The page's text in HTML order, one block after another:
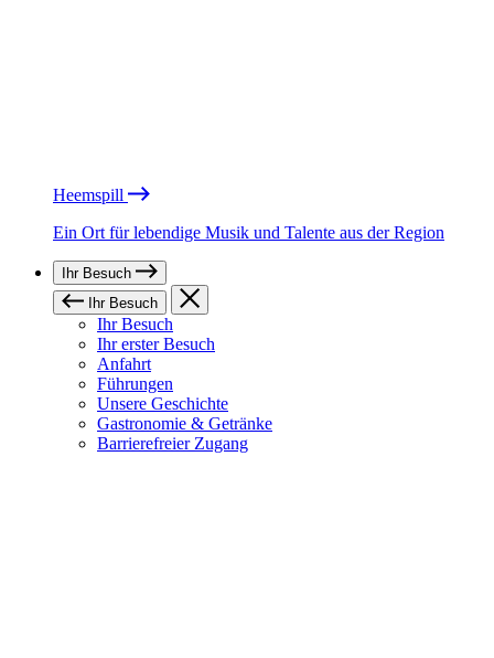
Heemspill
Ein Ort für lebendige Musik und Talente aus der Region
Ihr Besuch
Ihr Besuch
Ihr Besuch
Ihr erster Besuch
Anfahrt
Führungen
Unsere Geschichte
Gastronomie & Getränke
Barrierefreier Zugang